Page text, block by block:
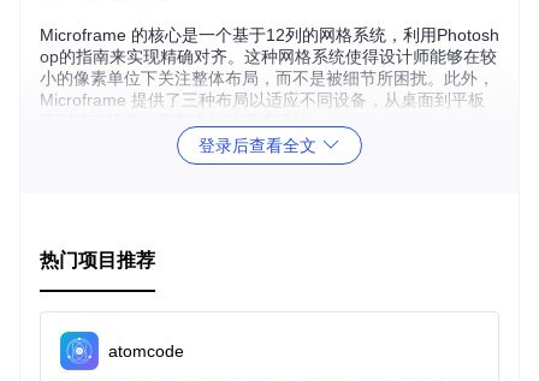
Microframe 的核心是一个基于12列的网格系统，利用Photosh
op的指南来实现精确对齐。这种网格系统使得设计师能够在较
小的像素单位下关注整体布局，而不是被细节所困扰。此外，
Microframe 提供了三种布局以适应不同设备，从桌面到平板
项目及技术应用场景
助你在早期阶段清晰地表达设计方案。它特别适合于：
交互流程。
客户沟通：向客户展示粗略的设计框架，以便讨论和反馈。
登录后查看全文
热门项目推荐
atomcode